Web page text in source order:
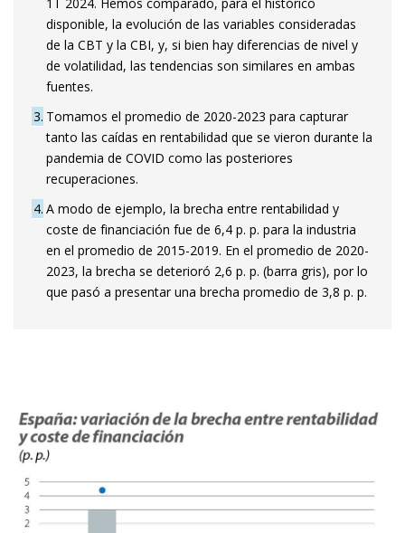
disponible, la evolución de las variables consideradas
de la CBT y la CBI, y, si bien hay diferencias de nivel y
de volatilidad, las tendencias son similares en ambas
fuentes.
3 Tomamos el promedio de 2020-2023 para capturar
tanto las caídas en rentabilidad que se vieron durante la
pandemia de COVID como las posteriores
recuperaciones.
4 A modo de ejemplo, la brecha entre rentabilidad y
coste de financiación fue de 6,4 p. p. para la industria
en el promedio de 2015-2019. En el promedio de 2020-
2023, la brecha se deterioró 2,6 p. p. (barra gris), por lo
que pasó a presentar una brecha promedio de 3,8 p. p.